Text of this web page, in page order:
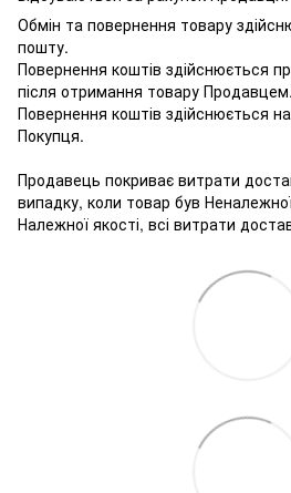
Обмін та повернення товару
пошту.
Повернення коштів здійснюється
після отримання товару Продавцем.
Повернення коштів здійснюється
Покупця.
Продавець покриває витрати
випадку, коли товар був
Належної якості, всі витрати